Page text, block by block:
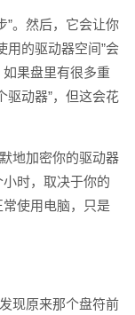
”。然后，它会让你
用的驱动器空间”会
果盘里有很多重
驱动器”，但这会花
地加密你的驱动器
时，取决于你的
使用电脑，只是
现原来那个盘符前